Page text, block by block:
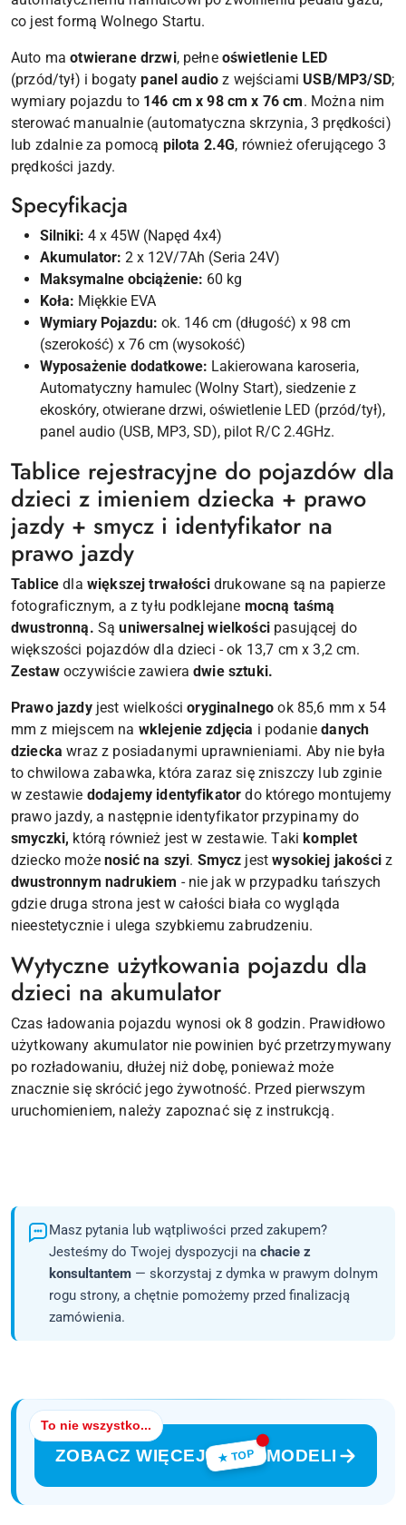
co jest formą Wolnego Startu.
Auto maotwierane drzwi, pełne oświetlenie LED
(przód/tył) i bogatypanel audio z wejściami USB/MP3/SD;
wymiary pojazdu to 146 cm x 98 cm x 76 cm. Można nim
sterować manualnie (automatyczna skrzynia, 3 prędkości)
lub zdalnie za pomocą pilota 2.4G, również oferującego 3
prędkości jazdy.
Specyfikacja
Silniki: 4 x 45W (Napęd 4x4)
Akumulator: 2 x 12V/7Ah (Seria 24V)
Maksymalne obciążenie: 60 kg
Koła: Miękkie EVA
Wymiary Pojazdu: ok. 146 cm (długość) x 98 cm
(szerokość) x 76 cm (wysokość)
Wyposażenie dodatkowe: Lakierowana karoseria,
Automatyczny hamulec (Wolny Start), siedzenie z
ekoskóry, otwierane drzwi, oświetlenie LED (przód/tył),
panel audio (USB, MP3, SD), pilot R/C 2.4GHz.
Tablice rejestracyjne do pojazdów dla
dzieci z imieniem dziecka + prawo
jazdy + smycz i identyfikator na
prawo jazdy
Tablice dla większej trwałościdrukowane są na papierze
fotograficznym, a z tyłu podklejane mocną taśmą
dwustronną. Sąuniwersalnej wielkościpasującej do
większości pojazdów dla dzieci - ok 13,7 cm x 3,2 cm.
Zestawoczywiście zawieradwie sztuki.
Prawo jazdyjest wielkościoryginalnego ok 85,6 mm x 54
mm z miejscem na wklejenie zdjęcia i podaniedanych
dziecka wraz z posiadanymi uprawnieniami. Aby nie była
to chwilowa zabawka, która zaraz się zniszczy lub zginie
w zestawie dodajemy identyfikator do którego montujemy
prawo jazdy, a następnie identyfikator przypinamy do
smyczki, którą również jest w zestawie. Takikomplet
dziecko możenosić na szyi. Smycz jestwysokiej jakościz
dwustronnym nadrukiem - nie jak w przypadku tańszych
gdzie druga strona jest w całości biała co wygląda
nieestetycznie i ulega szybkiemu zabrudzeniu.
Wytyczne użytkowania pojazdu dla
dzieci na akumulator
Czas ładowania pojazdu wynosi ok 8 godzin. Prawidłowo
użytkowany akumulator nie powinien być przetrzymywany
po rozładowaniu, dłużej niż dobę, ponieważ może
znacznie się skrócić jego żywotność. Przed pierwszym
uruchomieniem, należy zapoznać się z instrukcją.
Masz pytania lub wątpliwości przed zakupem?
Jesteśmy do Twojej dyspozycji na chacie z
konsultantem — skorzystaj z dymka w prawym dolnym
rogu strony, a chętnie pomożemy przed finalizacją
zamówienia.
To nie wszystko...
ZOBACZ WIĘCEJ ★ TOP MODELI